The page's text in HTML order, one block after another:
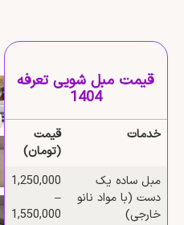
قیمت مبل شویی تعرفه
1404
خدمات
قیمت
(تومان)
مبل ساده یک‌
دست (با مواد نانو
خارجی)
1,250,000
–
1,550,000